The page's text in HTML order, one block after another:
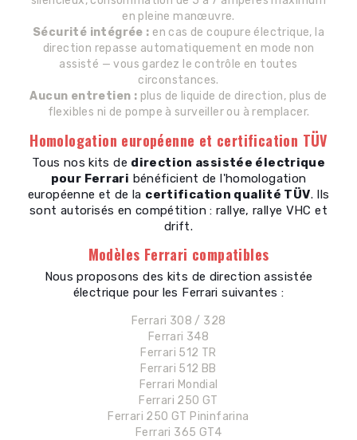
en pleine manœuvre.
Sécurité intégrée : en cas de coupure électrique, la
direction repasse automatiquement en mode non
assisté — vous gardez le contrôle en toutes
circonstances.
Aucun entretien : plus de liquide de direction, plus de
flexibles ni de pompe à surveiller ou à remplacer.
Homologation européenne et certification TÜV
Tous nos kits de direction assistée électrique
pour Ferrari bénéficient de l'homologation
européenne et de la certification qualité TÜV. Ils
sont autorisés en compétition : rallye, rallye VHC et
drift.
Modèles Ferrari compatibles
Nous proposons des kits de direction assistée
électrique pour les Ferrari suivantes :
Ferrari 308 / 328
Ferrari 348
Ferrari 512 TR
Ferrari 512 BB
Ferrari Mondial
Ferrari 250 GT
Ferrari 250 GT Pininfarina
Ferrari 365 GT4